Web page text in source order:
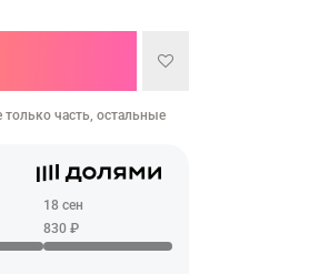
только часть, остальные
18 сен
830 ₽